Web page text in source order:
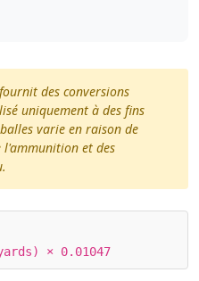
des conversions
uniquement à des fins
varie en raison de
l'ammunition et des
× 0.01047